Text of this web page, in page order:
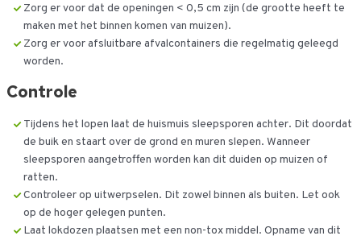
Zorg er voor dat de openingen < 0,5 cm zijn (de grootte heeft te
maken met het binnen komen van muizen).
Zorg er voor afsluitbare afvalcontainers die regelmatig geleegd
worden.
Controle
Tijdens het lopen laat de huismuis sleepsporen achter. Dit doordat
de buik en staart over de grond en muren slepen. Wanneer
sleepsporen aangetroffen worden kan dit duiden op muizen of
ratten.
Controleer op uitwerpselen. Dit zowel binnen als buiten. Let ook
op de hoger gelegen punten.
Laat lokdozen plaatsen met een non-tox middel. Opname van dit